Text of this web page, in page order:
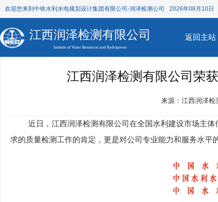
欢迎您来到中铁水利水电规划设计集团有限公司-润泽检测公司 2026年08月10日
江西润泽检测有限公司
Institute of Water Resources and Hydropower
返回主站
江西润泽检测有限公司荣
来源：江西润泽检
近日，江西润泽检测有限公司在全国水利建设市场主
求的质量检测工作的肯定，更是对公司专业能力和服务水平